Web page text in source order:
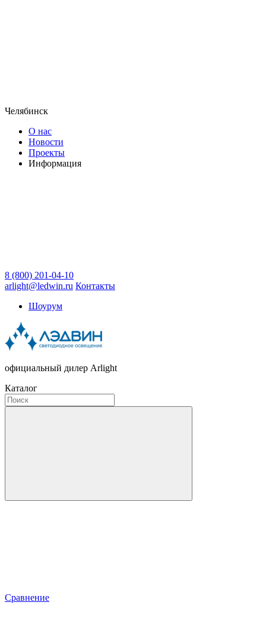
Челябинск
О нас
Новости
Проекты
Информация
8 (800) 201-04-10
arlight@ledwin.ru Контакты
Шоурум
официальный дилер Arlight
Каталог
Сравнение